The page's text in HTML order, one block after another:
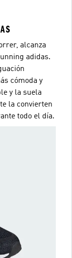
alcanza
adidas.
cómoda y
y la suela
la convierten
todo el día.